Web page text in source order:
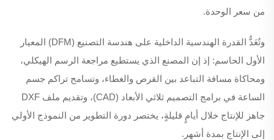
من سعر الوحدة.
وتُعَدُّ القدرة الهندسية الداخلية على هندسة التصنيع (DFM) المعيار
الأول الحاسم: إذ إن المصنع الذي يستطيع مراجعة الرسم الهيكلي،
ومحاكاة مسافة التباعد بين القرص والغطاء، وتسامح تراكم جسم
الساعة في برامج التصميم ثلاثي الأبعاد (CAD)، وتقديم ملف DXF
جاهز للإنتاج خلال أيامٍ قليلةٍ، يختصر دورة التطوير من النموذج الأولي
إلى الإنتاج بمدة أشهر.